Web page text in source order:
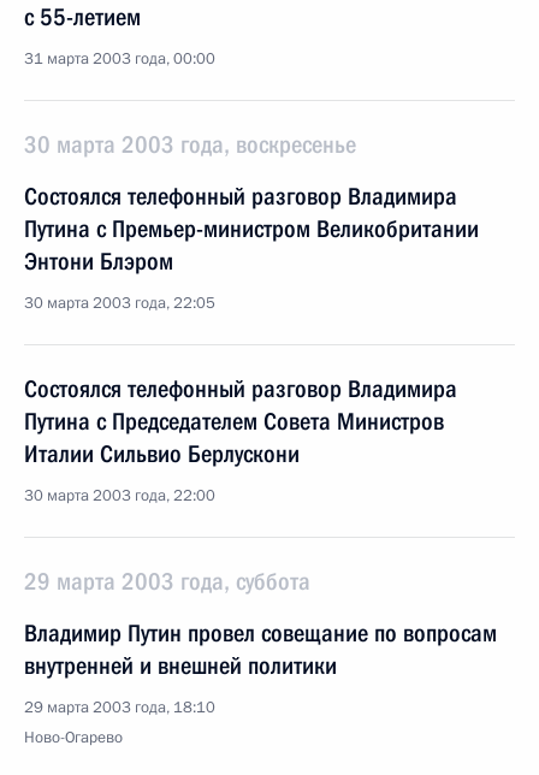
с 55-летием
31 марта 2003 года, 00:00
30 марта 2003 года, воскресенье
Состоялся телефонный разговор Владимира
Путина с Премьер-министром Великобритании
Энтони Блэром
30 марта 2003 года, 22:05
Состоялся телефонный разговор Владимира
Путина с Председателем Совета Министров
Италии Сильвио Берлускони
30 марта 2003 года, 22:00
29 марта 2003 года, суббота
Владимир Путин провел совещание по вопросам
внутренней и внешней политики
29 марта 2003 года, 18:10
Ново-Огарево